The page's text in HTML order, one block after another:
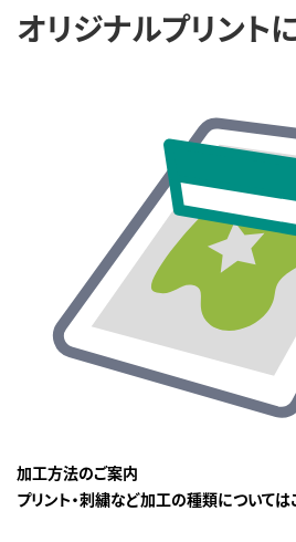
オリジナルプリント
加工方法のご案内
プリント・刺繍など加工の種類については